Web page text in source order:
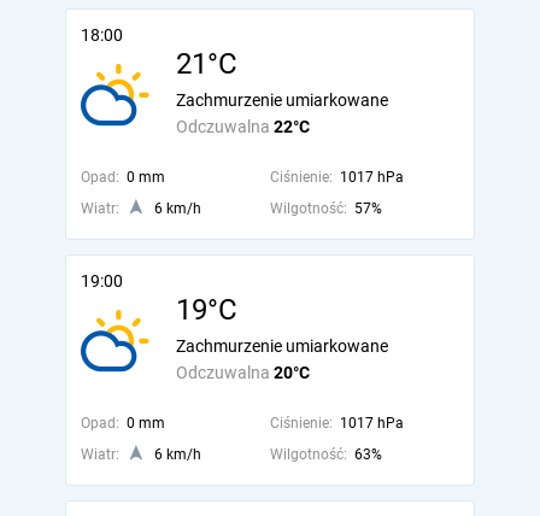
18:00
21°C
Odczuwalna 22°C
Zachmurzenie umiarkowane
Opad: 0 mm Ciśnienie: 1017 hPa
Wiatr:
6 km/h Wilgotność: 57%
19:00
19°C
Odczuwalna 20°C
Zachmurzenie umiarkowane
Opad: 0 mm Ciśnienie: 1017 hPa
Wiatr:
6 km/h Wilgotność: 63%